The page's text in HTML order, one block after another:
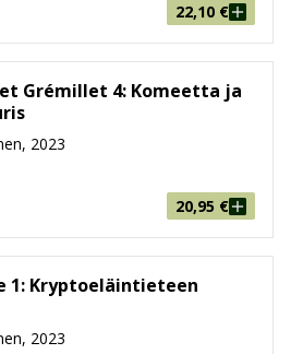
22,10 €
Grémillet 4: Komeetta ja
2023
20,95 €
1: Kryptoeläintieteen
2023